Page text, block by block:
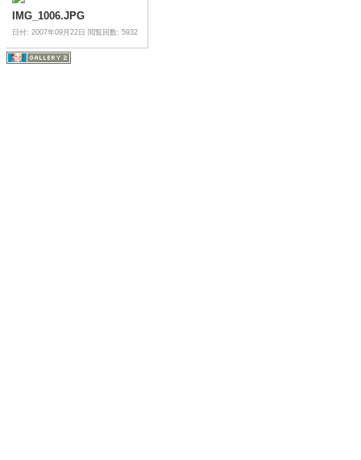
IMG_1006.JPG
日付: 2007年09月22日 閲覧回数: 5932